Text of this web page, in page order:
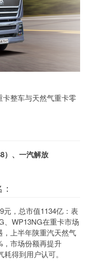
整车与天然气重卡零
）、一汽解放
元，总市值1134亿：表
、WP13NG在重卡市场
上半年陕重汽天然气
，市场份额再提升
得到用户认可。